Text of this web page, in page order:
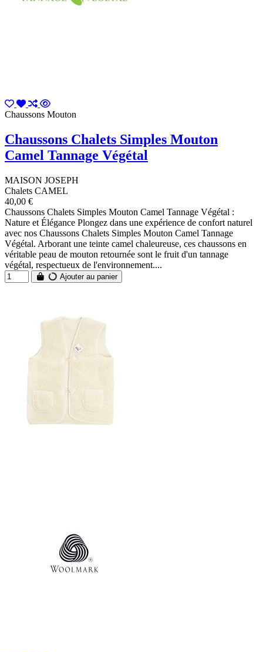
Chaussons Mouton
Chaussons Chalets Simples Mouton
Camel Tannage Végétal
MAISON JOSEPH
Chalets CAMEL
40,00 €
Chaussons Chalets Simples Mouton Camel Tannage Végétal :
Nature et Élégance Plongez dans une expérience de confort naturel
avec nos Chaussons Chalets Simples Mouton Camel Tannage
Végétal. Arborant une teinte camel chaleureuse, ces chaussons en
véritable peau de mouton retournée sont le fruit d'un tannage
végétal, respectueux de l'environnement....
Ajouter au panier